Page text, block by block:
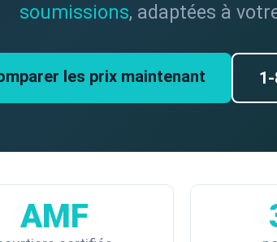
soumissions, adaptées à
les prix maintenant
AMF